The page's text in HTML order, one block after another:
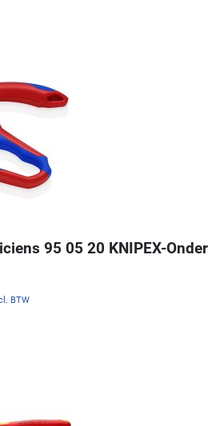
95 05 20 KNIPEX-Onder
BTW